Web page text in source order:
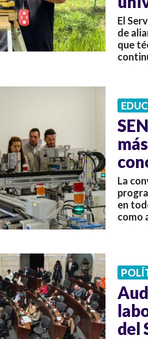
El
de
que
La
en
como
del